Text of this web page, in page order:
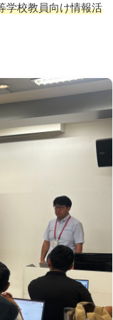
学校教員向け情報活